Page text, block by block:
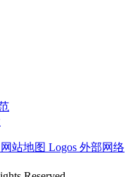
网站地图 Logos 外部网络